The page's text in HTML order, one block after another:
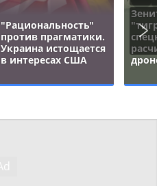
"Рациональность"
против прагматики.
Украина истощается
в интересах США